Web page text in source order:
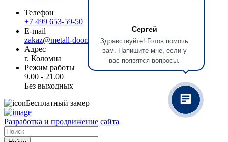
Сергей
Здравствуйте! Готов помочь
вам. Напишите мне, если у
вас появятся вопросы.
Телефон
+7 499 653-59-50
E-mail
zakaz@metall-door.ru
Адрес
г. Коломна
Режим работы
9.00 - 21.00
Без выходных
Бесплатный замер
Разработка и продвижение сайта